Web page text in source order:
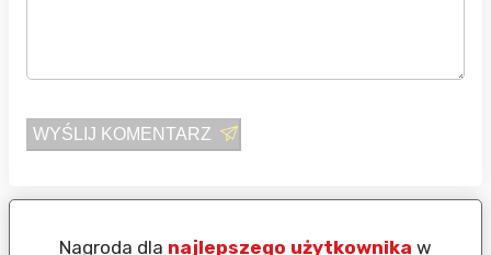
WYŚLIJ KOMENTARZ
Nagroda dla najlepszego użytkownika w